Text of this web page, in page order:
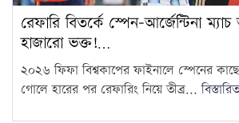
রেফারি বিতর্কে স্পেন-আর্জেন্টিনা
হাজারো ভক্ত!…
২০২৬ ফিফা বিশ্বকাপের ফাইনালে স্পেনের
গোলে হারের পর রেফারিং নিয়ে তীব্র...বিস্তারিত